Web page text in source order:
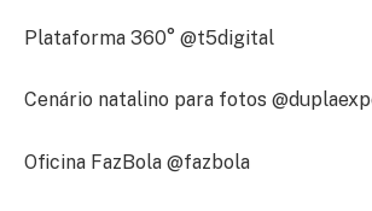
Plataforma 360° @t5digital
Cenário natalino para fotos
Oficina FazBola @fazbola